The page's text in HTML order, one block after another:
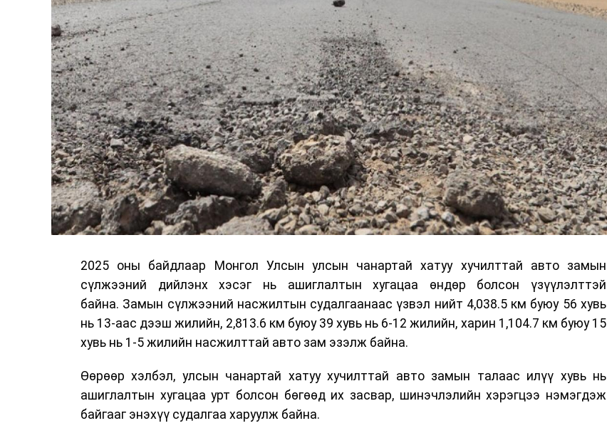
2025 оны байдлаар Монгол Улсын улсын чанартай хатуу хучилттай авто замын
сүлжээний дийлэнх хэсэг нь ашиглалтын хугацаа өндөр болсон үзүүлэлттэй
байна. Замын сүлжээний насжилтын судалгаанаас үзвэл нийт 4,038.5 км буюу 56 хувь
нь 13-аас дээш жилийн, 2,813.6 км буюу 39 хувь нь 6-12 жилийн, харин 1,104.7 км буюу 15
хувь нь 1-5 жилийн насжилттай авто зам эзэлж байна.
Өөрөөр хэлбэл, улсын чанартай хатуу хучилттай авто замын талаас илүү хувь нь
ашиглалтын хугацаа урт болсон бөгөөд их засвар, шинэчлэлийн хэрэгцээ нэмэгдэж
байгааг энэхүү судалгаа харуулж байна.